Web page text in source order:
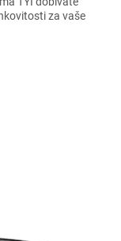
za vaše